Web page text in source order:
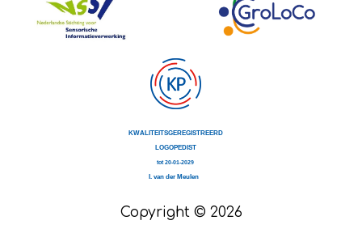
Copyright © 2026